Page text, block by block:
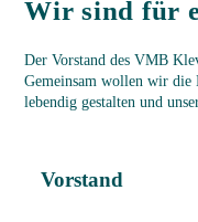
Wir sind für
Der Vorstand des VMB
Gemeinsam wollen wir die
lebendig gestalten und
Vorstand